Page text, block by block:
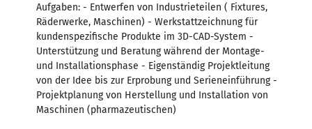
Aufgaben: - Entwerfen von Industrieteilen ( Fixtures,
Räderwerke, Maschinen) - Werkstattzeichnung für
kundenspezifische Produkte im 3D-CAD-System -
Unterstützung und Beratung während der Montage-
und Installationsphase - Eigenständig Projektleitung
von der Idee bis zur Erprobung und Serieneinführung -
Projektplanung von Herstellung und Installation von
Maschinen (pharmazeutischen)